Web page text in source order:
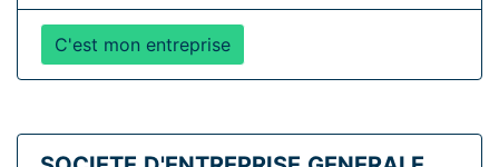
C'est mon entreprise